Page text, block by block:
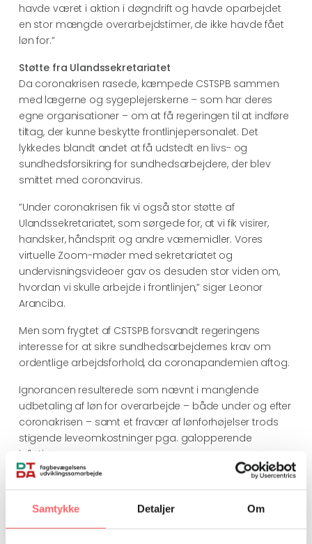
Samtykke Detaljer Om
havde været i aktion i døgndrift og havde oparbejdet
en stor mængde overarbejdstimer, de ikke havde fået
løn for.”
Støtte fra Ulandssekretariatet
Da coronakrisen rasede, kæmpede CSTSPB sammen
med lægerne og sygeplejerskerne – som har deres
egne organisationer – om at få regeringen til at indføre
tiltag, der kunne beskytte frontlinjepersonalet. Det
lykkedes blandt andet at få udstedt en livs- og
sundhedsforsikring for sundhedsarbejdere, der blev
smittet med coronavirus.
”Under coronakrisen fik vi også stor støtte af
Ulandssekretariatet, som sørgede for, at vi fik visirer,
handsker, håndsprit og andre værnemidler. Vores
virtuelle Zoom-møder med sekretariatet og
undervisningsvideoer gav os desuden stor viden om,
hvordan vi skulle arbejde i frontlinjen,” siger Leonor
Aranciba.
Men som frygtet af CSTSPB forsvandt regeringens
interesse for at sikre sundhedsarbejdernes krav om
ordentlige arbejdsforhold, da coronapandemien aftog.
Ignorancen resulterede som nævnt i manglende
udbetaling af løn for overarbejde – både under og efter
coronakrisen – samt et fravær af lønforhøjelser trods
stigende leveomkostninger pga. galopperende
inflation.
Ifølge Bolivias hovedorganisation COB kan en
families månedlige behov.